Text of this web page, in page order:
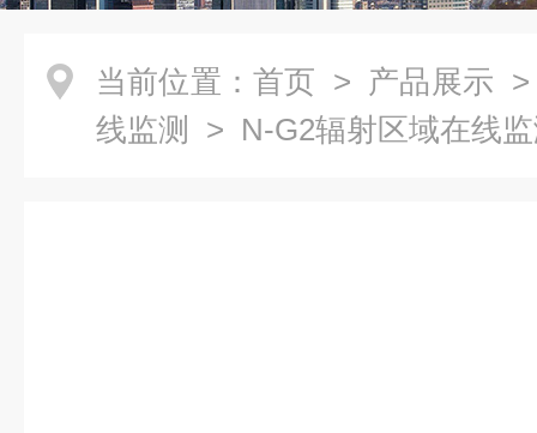
当前位置： 首页 > 产品展示
线监测
> N-G2辐射区域在线